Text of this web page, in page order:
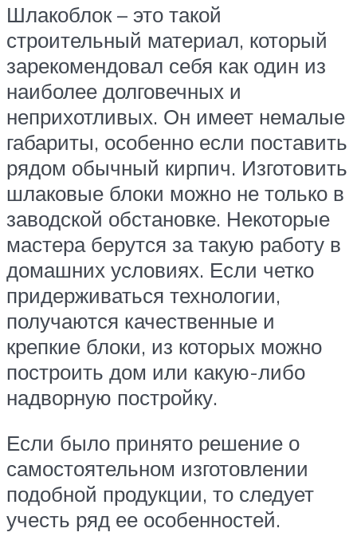
Шлакоблок – это такой
строительный материал, который
зарекомендовал себя как один из
наиболее долговечных и
неприхотливых. Он имеет немалые
габариты, особенно если поставить
рядом обычный кирпич. Изготовить
шлаковые блоки можно не только в
заводской обстановке. Некоторые
мастера берутся за такую работу в
домашних условиях. Если четко
придерживаться технологии,
получаются качественные и
крепкие блоки, из которых можно
построить дом или какую-либо
надворную постройку.
Если было принято решение о
самостоятельном изготовлении
подобной продукции, то следует
учесть ряд ее особенностей.